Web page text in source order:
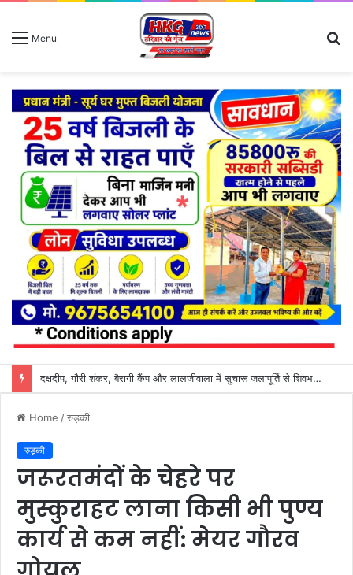
Menu
शिवभक्तों के स्वास्थ्य की सुरक्षा में जुटा स्वास्थ्य विभाग, 32 शिविरों में मिल रहा नि:शुल्क उपचार
Home /रुड़की
रुड़की
जरूरतमंदों के चेहरे पर
मुस्कुराहट लाना किसी भी पुण्य
कार्य से कम नहीं: मेयर गौरव